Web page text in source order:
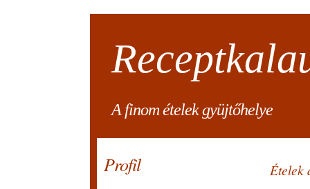
A finom ételek gyüjtőhelye
Profil Ételek